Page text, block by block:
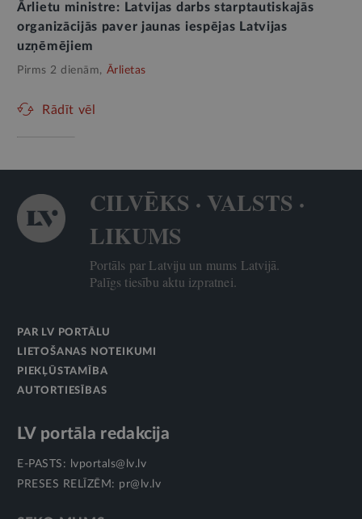
Ārlietu ministre: Latvijas darbs starptautiskajās
organizācijās paver jaunas iespējas Latvijas
uzņēmējiem
Pirms 2 dienām, Ārlietas
Rādīt vēl
CILVĒKS · VALSTS ·
LIKUMS
Portāls par Latviju un mums Latvijā.
Palīgs tiesību aktu izpratnei.
PAR LV PORTĀLU
LIETOŠANAS NOTEIKUMI
PIEKĻŪSTAMĪBA
AUTORTIESĪBAS
LV portāla redakcija
E-PASTS:
lvportals@lv.lv
PRESES RELĪZĒM: pr@lv.lv